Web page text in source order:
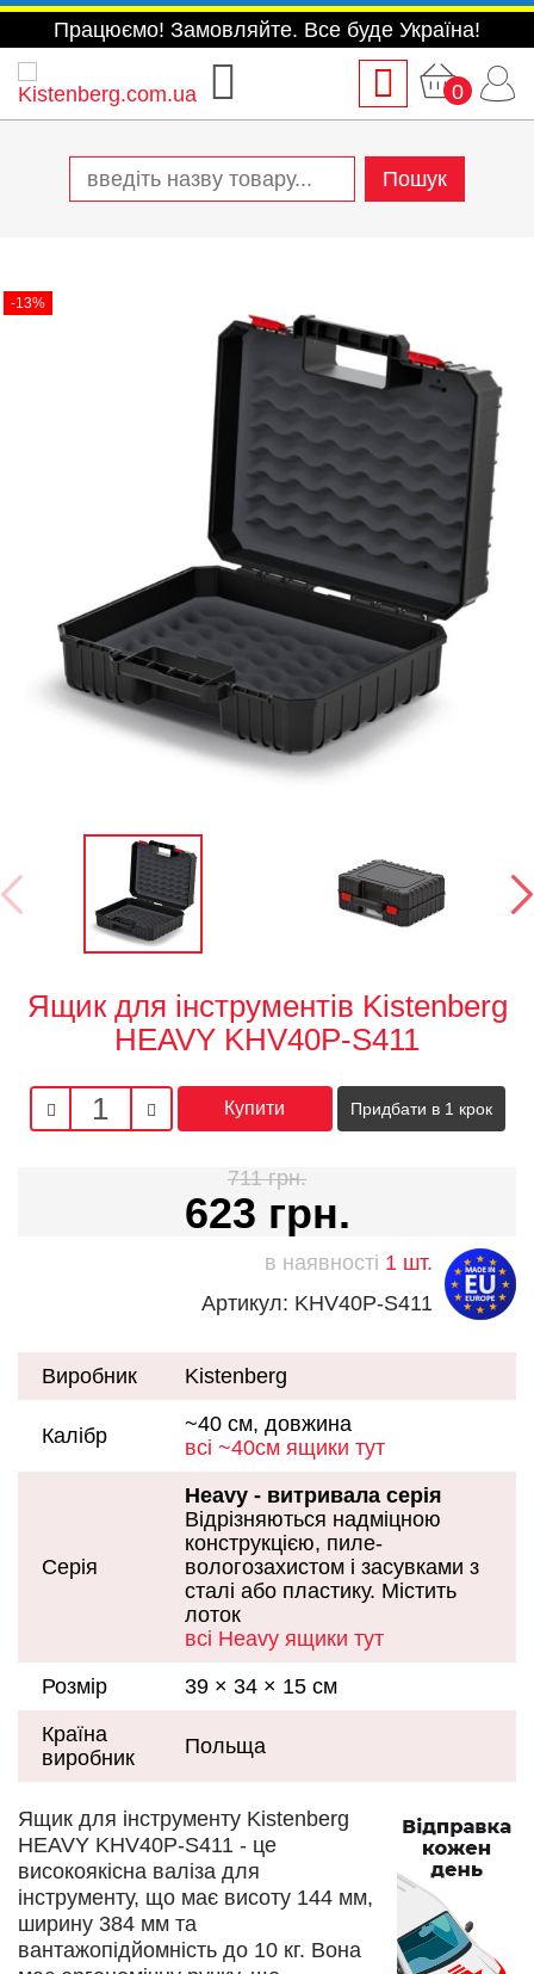
Працюємо! Замовляйте. Все буде Україна!
0
-13%
Ящик для інструментів Kistenberg
HEAVY KHV40P-S411
Придбати в 1 крок
711 грн.
623 грн.
в наявності 1 шт.
Артикул: KHV40P-S411
Виробник Kistenberg
Калібр
~40 см, довжина
всі ~40см ящики тут
Серія
Heavy - витривала серія
Відрізняються надміцною
конструкцією, пиле-
вологозахистом і засувками з
сталі або пластику. Містить
лоток
всі Heavy ящики тут
Розмір
39 × 34 × 15 см
Країна
виробник
Польща
Ящик для інструменту Kistenberg
HEAVY KHV40Р-S411 - це
високоякісна валіза для
інструменту, що має висоту 144 мм,
ширину 384 мм та
вантажопідйомність до 10 кг. Вона